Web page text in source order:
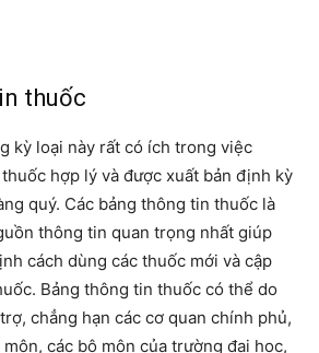
thuốc
kỳ loại này rất có ích trong việc
hợp lý và được xuất bản định kỳ
quý. Các bảng thông tin thuốc là
thông tin quan trọng nhất giúp
cách dùng các thuốc mới và cập
Bảng thông tin thuốc có thể do
chẳng hạn các cơ quan chính phủ,
các bộ môn của trường đại học,